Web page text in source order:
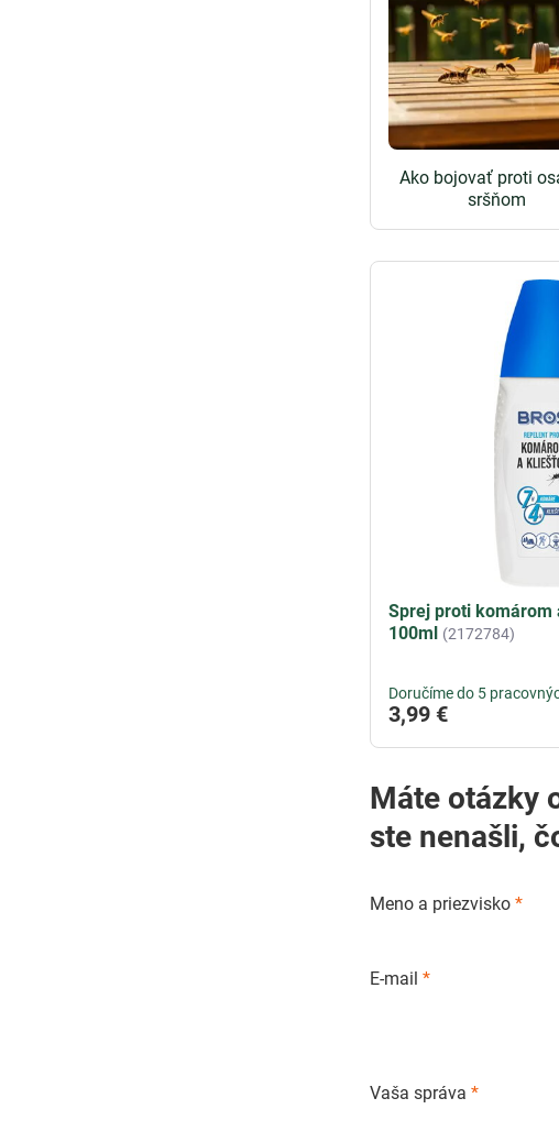
Ako bojovať proti
sršňom
Sprej proti komárom
100ml (2172784)
Doručíme do 5
3,99 €
Máte otázky o pestovaní? Sme
ste nenašli,
Meno a priezvisko*
E-mail*
Vaša správa*